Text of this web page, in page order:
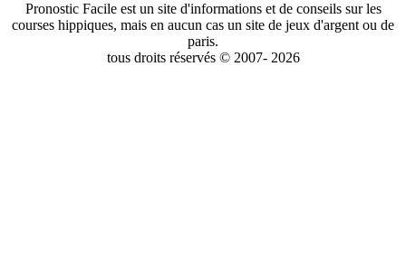
Pronostic Facile est un site d'informations et de conseils sur les
courses hippiques, mais en aucun cas un site de jeux d'argent ou de
paris.
tous droits réservés © 2007- 2026